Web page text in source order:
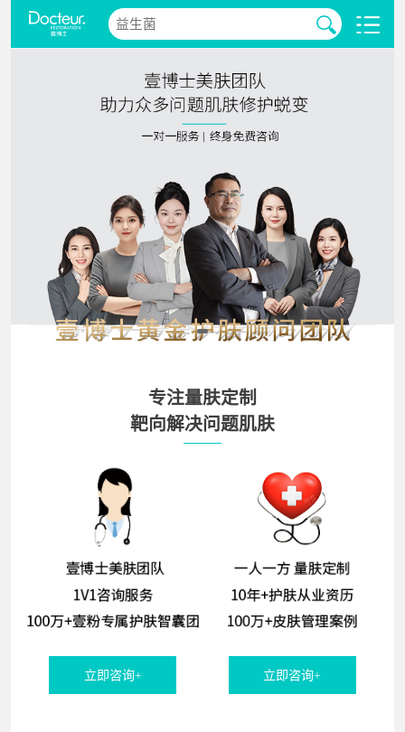
专注量肤定制
靶向解决问题肌肤
立即咨询+ 立即咨询+